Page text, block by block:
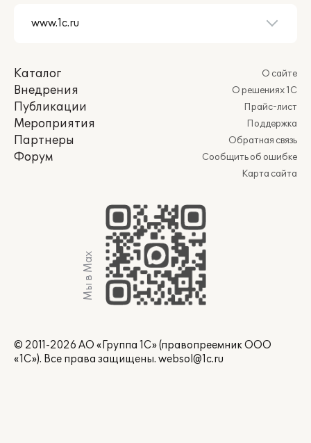
Каталог
Внедрения
Публикации
Мероприятия
Партнеры
Форум
О сайте
О решениях 1С
Прайс-лист
Поддержка
Обратная связь
Сообщить об ошибке
Карта сайта
Мы в Max
© 2011-2026 АО «Группа 1С» (правопреемник ООО
«1С»). Все права защищены. websol@1c.ru